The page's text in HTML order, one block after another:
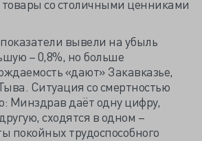
со столичными ценниками
вывели на убыль
– 0,8%, но больше
«дают» Закавказье,
Ситуация со смертностью
Минздрав даёт одну цифру,
сходятся в одном –
покойных трудоспособного